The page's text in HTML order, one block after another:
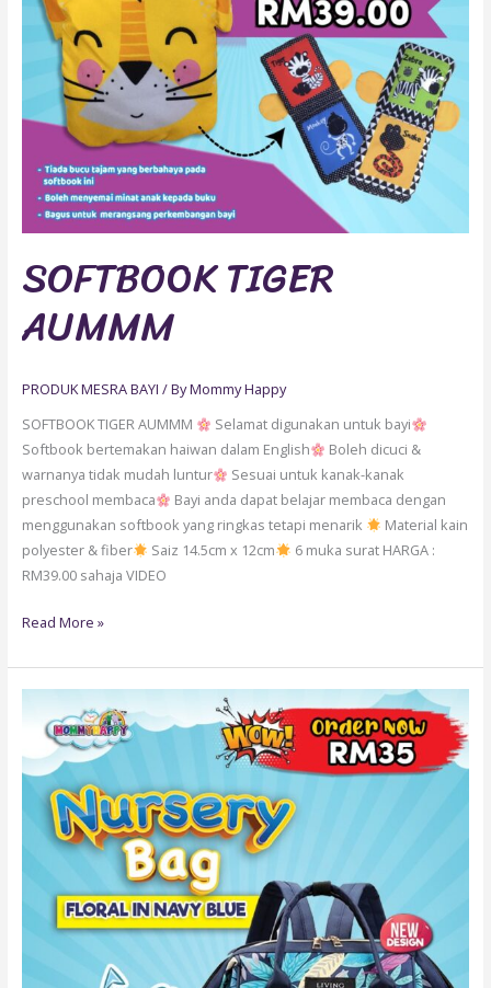
SOFTBOOK TIGER
AUMMM
PRODUK MESRA BAYI / ByMommy Happy
SOFTBOOK TIGER AUMMM
Selamat digunakan untuk bayi
Softbook bertemakan haiwan dalam English
Boleh dicuci &
warnanya tidak mudah luntur
Sesuai untuk kanak-kanak
preschool membaca
Bayi anda dapat belajar membaca dengan
menggunakan softbook yang ringkas tetapi menarik
Material kain
polyester & fiber
Saiz 14.5cm x 12cm
6 muka surat HARGA :
RM39.00 sahaja VIDEO
Read More »
NURSERY
BAG
FLORAL
(NAVY
BLUE)